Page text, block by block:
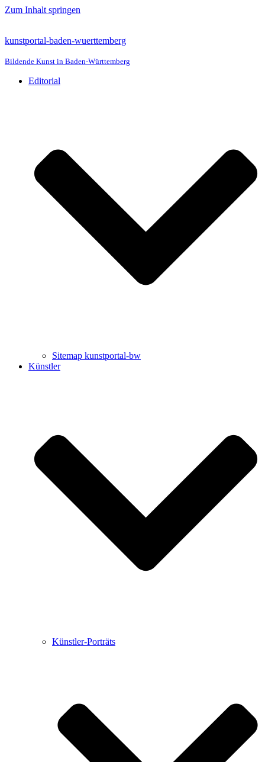
Zum Inhalt springen
kunstportal-baden-wuerttemberg
Bildende Kunst in Baden-Württemberg
Editorial
Sitemap kunstportal-bw
Künstler
Künstler-Porträts